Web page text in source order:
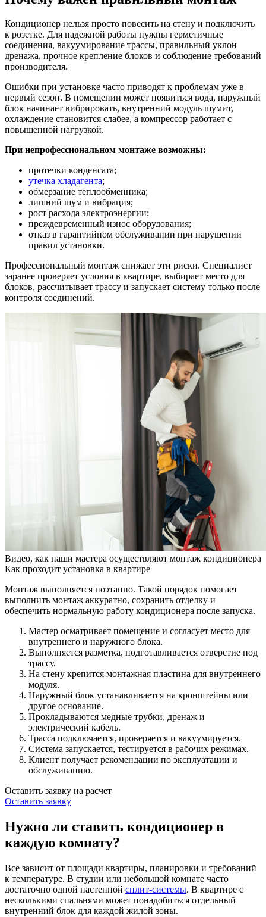
Кондиционер нельзя просто повесить на стену и подключить
к розетке. Для надежной работы нужны герметичные
соединения, вакуумирование трассы, правильный уклон
дренажа, прочное крепление блоков и соблюдение требований
производителя.
Ошибки при установке часто приводят к проблемам уже в
первый сезон. В помещении может появиться вода, наружный
блок начинает вибрировать, внутренний модуль шумит,
охлаждение становится слабее, а компрессор работает с
повышенной нагрузкой.
При непрофессиональном монтаже возможны:
протечки конденсата;
утечка хладагента;
обмерзание теплообменника;
лишний шум и вибрация;
рост расхода электроэнергии;
преждевременный износ оборудования;
отказ в гарантийном обслуживании при нарушении
правил установки.
Профессиональный монтаж снижает эти риски. Специалист
заранее проверяет условия в квартире, выбирает место для
блоков, рассчитывает трассу и запускает систему только после
контроля соединений.
Видео, как наши мастера осуществляют монтаж кондиционера
Как проходит установка в квартире
Монтаж выполняется поэтапно. Такой порядок помогает
выполнить монтаж аккуратно, сохранить отделку и
обеспечить нормальную работу кондиционера после запуска.
Мастер осматривает помещение и согласует место для
внутреннего и наружного блока.
Выполняется разметка, подготавливается отверстие под
трассу.
На стену крепится монтажная пластина для внутреннего
модуля.
Наружный блок устанавливается на кронштейны или
другое основание.
Прокладываются медные трубки, дренаж и
электрический кабель.
Трасса подключается, проверяется и вакуумируется.
Система запускается, тестируется в рабочих режимах.
Клиент получает рекомендации по эксплуатации и
обслуживанию.
Оставить заявку на расчет
Оставить заявку
Нужно ли ставить кондиционер в
каждую комнату?
Все зависит от площади квартиры, планировки и требований
к температуре. В студии или небольшой комнате часто
достаточно одной настенной сплит-системы. В квартире с
несколькими спальнями может понадобиться отдельный
внутренний блок для каждой жилой зоны.